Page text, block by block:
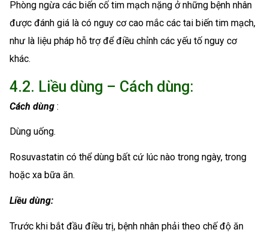
Phòng ngừa các biến cố tim mạch nặng ở những bệnh nhân
được đánh giá là có nguy cơ cao mắc các tai biến tim mạch,
như là liệu pháp hỗ trợ để điều chỉnh các yếu tố nguy cơ
khác.
4.2. Liều dùng – Cách dùng:
Cách dùng :
Dùng uống.
Rosuvastatin có thể dùng bất cứ lúc nào trong ngày, trong
hoặc xa bữa ăn.
Liều dùng:
Trước khi bắt đầu điều trị, bệnh nhân phải theo chế độ ăn